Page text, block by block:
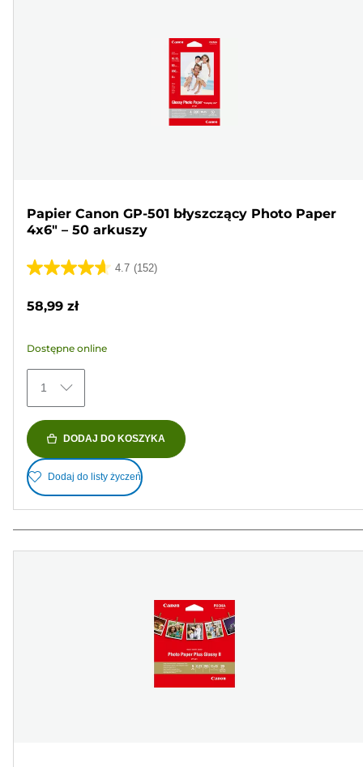
Papier Canon GP-501 błyszczący Photo Paper
4x6" – 50 arkuszy
4.7 (152)
4.7
5
152
Recenzji
58,99 zł
Dostępne online
1
DODAJ DO KOSZYKA
Dodaj do listy życzeń